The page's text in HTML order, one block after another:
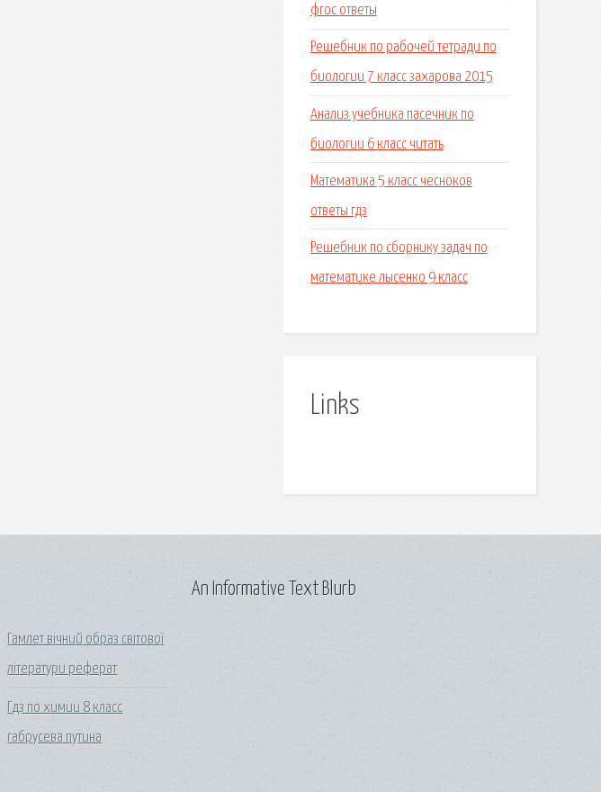
фгос ответы
Решебник по рабочей тетради по
биологии 7 класс захарова 2015
Анализ учебника пасечник по
биологии 6 класс читать
Математика 5 класс чесноков
ответы гдз
Решебник по сборнику задач по
математике лысенко 9 класс
Links
Гамлет вічний образ світової
літератури реферат
Гдз по химии 8 класс
габрусева путина
An Informative Text Blurb